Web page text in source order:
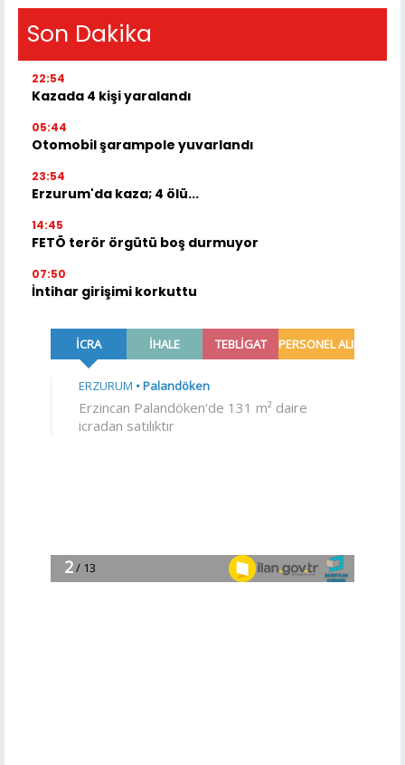
Son Dakika
22:54
Kazada 4 kişi yaralandı
05:44
Otomobil şarampole yuvarlandı
23:54
Erzurum'da kaza; 4 ölü...
14:45
FETÖ terör örgütü boş durmuyor
07:50
İntihar girişimi korkuttu